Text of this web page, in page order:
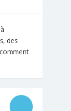
des